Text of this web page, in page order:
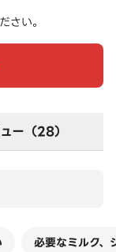
さい。
ー（28）
必要なミルク、